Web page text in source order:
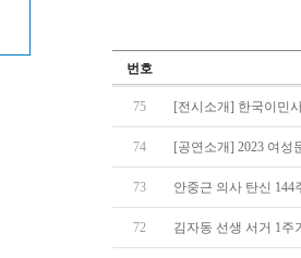
번호
75 [전시소개] 한국이민
74 [공연소개] 2023 여
73 안중근 의사 탄신
72 김자동 선생 서거 1주